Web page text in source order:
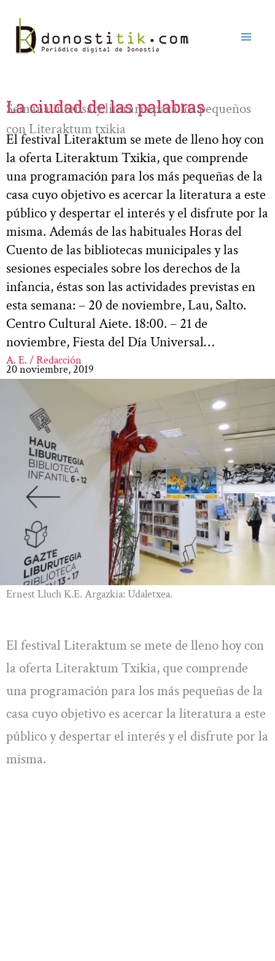
contenido
La ciudad de las palabras
Semana intensa y literaria para los pequeños
con Literaktum txikia
El festival Literaktum se mete de lleno hoy con
la oferta Literaktum Txikia, que comprende
una programación para los más pequeñas de la
casa cuyo objetivo es acercar la literatura a este
público y despertar el interés y el disfrute por la
misma. Además de las habituales Horas del
Cuento de las bibliotecas municipales y las
sesiones especiales sobre los derechos de la
infancia, éstas son las actividades previstas en
esta semana: – 20 de noviembre, Lau, Salto.
Centro Cultural Aiete. 18:00. – 21 de
noviembre, Fiesta del Día Universal…
A. E. / Redacción
20 noviembre, 2019
Ernest Lluch K.E. Argazkia: Udaletxea.
El festival Literaktum se mete de lleno hoy con
la oferta Literaktum Txikia, que comprende
una programación para los más pequeñas de la
casa cuyo objetivo es acercar la literatura a este
público y despertar el interés y el disfrute por la
misma.